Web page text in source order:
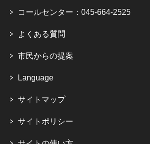
コールセンター：045-664-2525
よくある質問
市民からの提案
Language
サイトマップ
サイトポリシー